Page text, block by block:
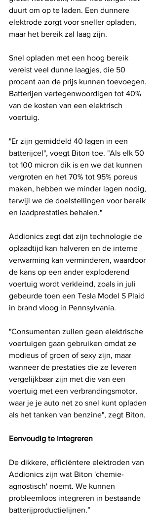
duurt om op te laden. Een dunnere
elektrode zorgt voor sneller opladen,
maar het bereik zal laag zijn.
Snel opladen met een hoog bereik
vereist veel dunne laagjes, die 50
procent aan de prijs kunnen toevoegen.
Batterijen vertegenwoordigen tot 40%
van de kosten van een elektrisch
voertuig.
"Er zijn gemiddeld 40 lagen in een
batterijcel", voegt Biton toe. "Als elk 50
tot 100 micron dik is en we dat kunnen
vergroten en het 70% tot 95% poreus
maken, hebben we minder lagen nodig,
terwijl we de doelstellingen voor bereik
en laadprestaties behalen."
Addionics zegt dat zijn technologie de
oplaadtijd kan halveren en de interne
verwarming kan verminderen, waardoor
de kans op een ander exploderend
voertuig wordt verkleind, zoals in juli
gebeurde toen een Tesla Model S Plaid
in brand vloog in Pennsylvania.
"Consumenten zullen geen elektrische
voertuigen gaan gebruiken omdat ze
modieus of groen of sexy zijn, maar
wanneer de prestaties die ze leveren
vergelijkbaar zijn met die van een
voertuig met een verbrandingsmotor,
waar je je auto net zo snel kunt opladen
als het tanken van benzine", zegt Biton.
Eenvoudig te integreren
De dikkere, efficiëntere elektroden van
Addionics zijn wat Biton 'chemie-
agnostisch' noemt. We kunnen
probleemloos integreren in bestaande
batterijproductielijnen.”